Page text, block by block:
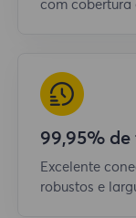
com cobertura
99,95%
Excelente
robustos e